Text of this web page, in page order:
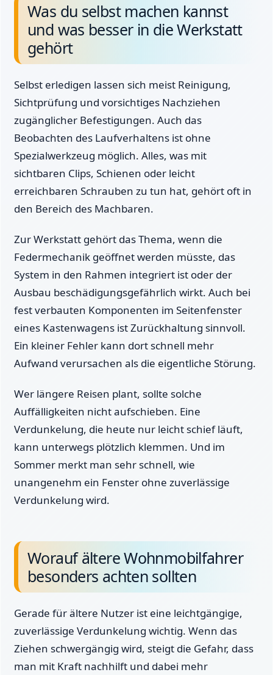
Was du selbst machen kannst
und was besser in die Werkstatt
gehört
Selbst erledigen lassen sich meist Reinigung,
Sichtprüfung und vorsichtiges Nachziehen
zugänglicher Befestigungen. Auch das
Beobachten des Laufverhaltens ist ohne
Spezialwerkzeug möglich. Alles, was mit
sichtbaren Clips, Schienen oder leicht
erreichbaren Schrauben zu tun hat, gehört oft in
den Bereich des Machbaren.
Zur Werkstatt gehört das Thema, wenn die
Federmechanik geöffnet werden müsste, das
System in den Rahmen integriert ist oder der
Ausbau beschädigungsgefährlich wirkt. Auch bei
fest verbauten Komponenten im Seitenfenster
eines Kastenwagens ist Zurückhaltung sinnvoll.
Ein kleiner Fehler kann dort schnell mehr
Aufwand verursachen als die eigentliche Störung.
Wer längere Reisen plant, sollte solche
Auffälligkeiten nicht aufschieben. Eine
Verdunkelung, die heute nur leicht schief läuft,
kann unterwegs plötzlich klemmen. Und im
Sommer merkt man sehr schnell, wie
unangenehm ein Fenster ohne zuverlässige
Verdunkelung wird.
Worauf ältere Wohnmobilfahrer
besonders achten sollten
Gerade für ältere Nutzer ist eine leichtgängige,
zuverlässige Verdunkelung wichtig. Wenn das
Ziehen schwergängig wird, steigt die Gefahr, dass
man mit Kraft nachhilft und dabei mehr